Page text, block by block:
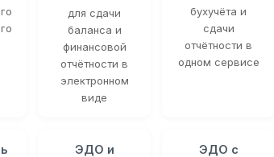
для сдачи
баланса и
финансовой
отчётности в
электронном
виде
бухучёта и
сдачи
отчётности в
одном сервисе
ЭДО и
ЭДО с